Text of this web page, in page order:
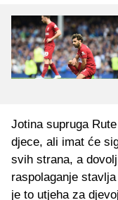
Jotina supruga
djece, ali imat će
svih strana, a
raspolaganje
je to utjeha za